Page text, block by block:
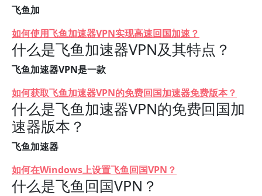
飞鱼加
如何使用飞鱼加速器VPN实现高速回国加速？
什么是飞鱼加速器VPN及其特点？
飞鱼加速器VPN是一款
如何获取飞鱼加速器VPN的免费回国加速器免费版本？
什么是飞鱼加速器VPN的免费回国加
速器版本？
飞鱼加速器
如何在Windows上设置飞鱼回国VPN？
什么是飞鱼回国VPN？